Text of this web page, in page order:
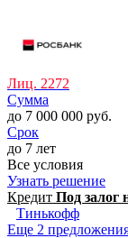
Лиц. 2272
Сумма
до 7 000 000 руб.
Срок
до 7 лет
Все условия
Узнать решение
Кредит Под залог
Тинькофф
Еще 2